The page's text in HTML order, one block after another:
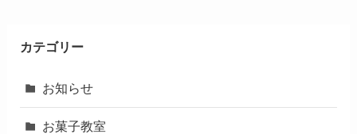
カテゴリー
お知らせ
お菓子教室